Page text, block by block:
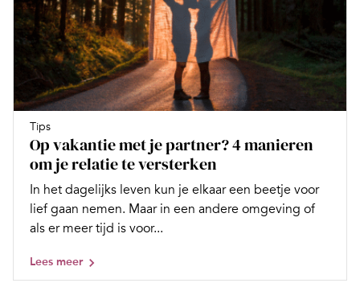
Tips
Op vakantie met je partner? 4 manieren
om je relatie te versterken
In het dagelijks leven kun je elkaar een beetje voor
lief gaan nemen. Maar in een andere omgeving of
als er meer tijd is voor...
Lees meer